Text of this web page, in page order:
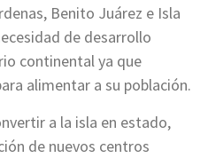
Benito Juárez e Isla
de desarrollo
continental ya que
alimentar a su población.
a la isla en estado,
de nuevos centros